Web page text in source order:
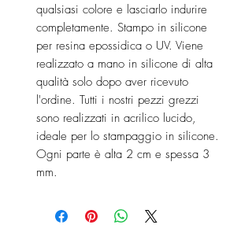
qualsiasi colore e lasciarlo indurire
completamente. Stampo in silicone
per resina epossidica o UV. Viene
realizzato a mano in silicone di alta
qualità solo dopo aver ricevuto
l'ordine. Tutti i nostri pezzi grezzi
sono realizzati in acrilico lucido,
ideale per lo stampaggio in silicone.
Ogni parte è alta 2 cm e spessa 3
mm.